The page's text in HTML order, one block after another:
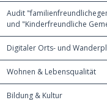
Audit
und "Kinderfreundliche
Digitaler Orts- und
Wohnen & Lebensqualität
Bildung & Kultur